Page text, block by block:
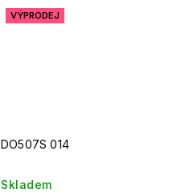
VÝPRODEJ
DO507S 014
Skladem